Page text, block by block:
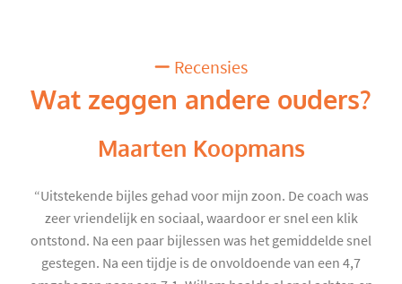
Recensies
Wat zeggen andere ouders?
Maarten Koopmans
“Uitstekende bijles gehad voor mijn zoon. De coach was
zeer vriendelijk en sociaal, waardoor er snel een klik
ontstond. Na een paar bijlessen was het gemiddelde snel
gestegen. Na een tijdje is de onvoldoende van een 4,7